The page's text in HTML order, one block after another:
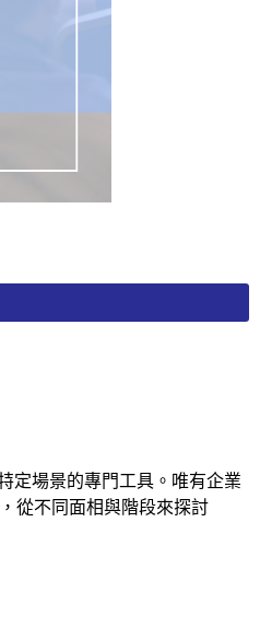
定場景的專門工具。唯有企業
從不同面相與階段來探討